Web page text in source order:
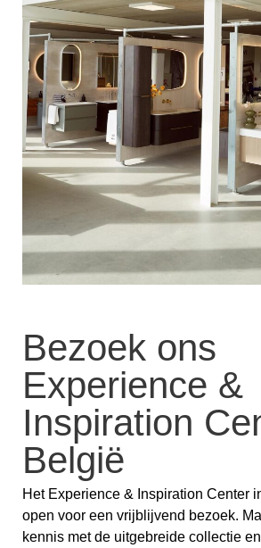
Bezoek ons
Experience &
Inspiration
België
Het Experience & Inspiration Center
open voor een vrijblijvend bezoek.
kennis met de uitgebreide collectie